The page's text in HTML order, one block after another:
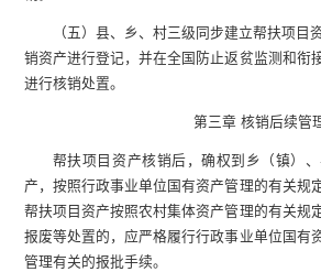
（五）县、乡、村三级同步建立帮扶项目
销资产进行登记，并在全国防止返贫监测和衔
进行核销处置。
第三章 核销后续管
帮扶项目资产核销后，确权到乡（镇）
产，按照行政事业单位国有资产管理的有关规
帮扶项目资产按照农村集体资产管理的有关规
报废等处置的，应严格履行行政事业单位国有
管理有关的报批手续。